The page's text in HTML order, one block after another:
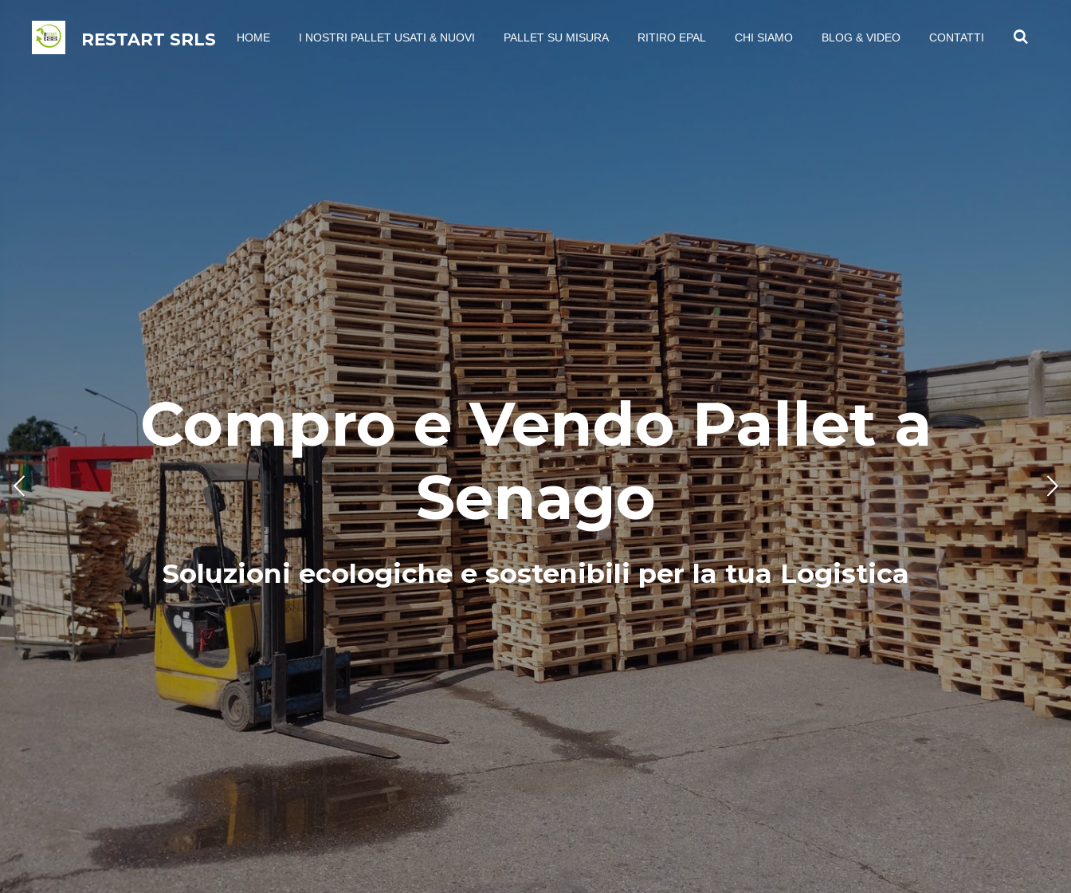
RESTART SRLS HOME I NOSTRI PALLET USATI & NUOVI PALLET SU MISURA RITIRO EPAL CHI SIAMO BLOG & VIDEO CONTATTI
Compro e Vendo Pallet a
Senago
Soluzioni ecologiche e sostenibili per la tua Logistica